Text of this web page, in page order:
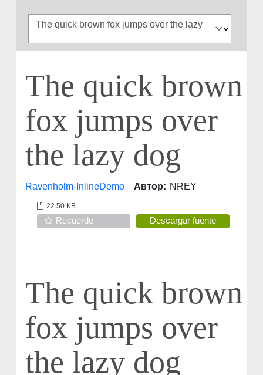
The quick brown
fox jumps over
the lazy dog
Ravenholm-InlineDemo Автор: NREY
22.50 KB
Recuerde Descargar fuente
The quick brown
fox jumps over
the lazy dog